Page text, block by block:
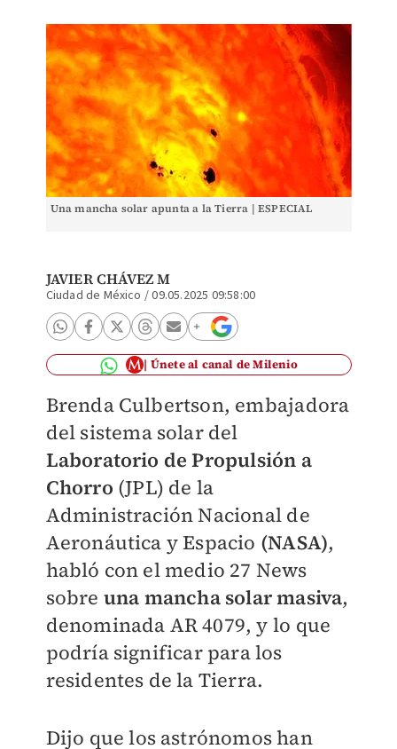
Una mancha solar apunta a la Tierra | ESPECIAL
JAVIER CHÁVEZ M
Ciudad de México /09.05.2025 09:58:00
Únete al canal de Milenio
Brenda Culbertson, embajadora
del sistema solar del
Laboratorio de Propulsión a
Chorro (JPL) de la
Administración Nacional de
Aeronáutica y Espacio (NASA),
habló con el medio 27 News
sobre una mancha solar masiva,
denominada AR 4079, y lo que
podría significar para los
residentes de la Tierra.
Dijo que los astrónomos han